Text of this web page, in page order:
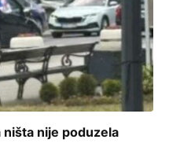
ništa nije poduzela